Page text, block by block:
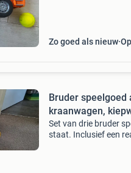
Zo goed als nieuw
Bruder speelgoed
kraanwagen,
Set van drie bruder
staat. Inclusief een